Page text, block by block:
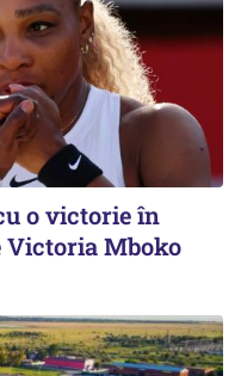
o victorie în
Mboko